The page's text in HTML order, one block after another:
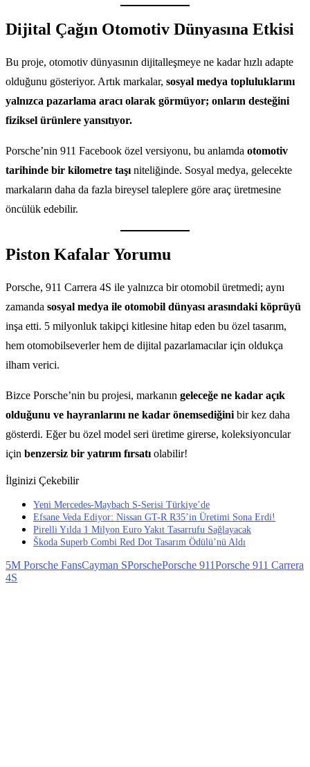
Dijital Çağın Otomotiv Dünyasına Etkisi
Bu proje, otomotiv dünyasının dijitalleşmeye ne kadar hızlı adapte
olduğunu gösteriyor. Artık markalar, sosyal medya topluluklarını
yalnızca pazarlama aracı olarak görmüyor; onların desteğini
fiziksel ürünlere yansıtıyor.
Porsche’nin 911 Facebook özel versiyonu, bu anlamda otomotiv
tarihinde bir kilometre taşı niteliğinde. Sosyal medya, gelecekte
markaların daha da fazla bireysel taleplere göre araç üretmesine
öncülük edebilir.
Piston Kafalar Yorumu
Porsche, 911 Carrera 4S ile yalnızca bir otomobil üretmedi; aynı
zamanda sosyal medya ile otomobil dünyası arasındaki köprüyü
inşa etti. 5 milyonluk takipçi kitlesine hitap eden bu özel tasarım,
hem otomobilseverler hem de dijital pazarlamacılar için oldukça
ilham verici.
Bizce Porsche’nin bu projesi, markanın geleceğe ne kadar açık
olduğunu ve hayranlarını ne kadar önemsediğini bir kez daha
gösterdi. Eğer bu özel model seri üretime girerse, koleksiyoncular
için benzersiz bir yatırım fırsatı olabilir!
İlginizi Çekebilir
Yeni Mercedes-Maybach S-Serisi Türkiye’de
Efsane Veda Ediyor: Nissan GT-R R35’in Üretimi Sona Erdi!
Pirelli Yılda 1 Milyon Euro Yakıt Tasarrufu Sağlayacak
Škoda Superb Combi Red Dot Tasarım Ödülü’nü Aldı
5M Porsche FansCayman SPorschePorsche 911Porsche 911 Carrera
4S